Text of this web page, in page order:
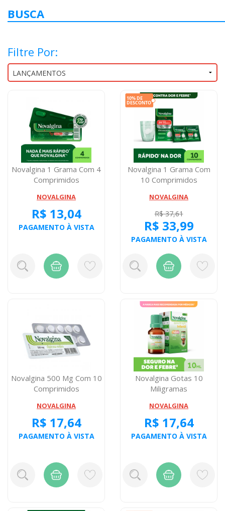
BUSCA
Filtre Por:
Novalgina 1 Grama Com 4
Comprimidos
NOVALGINA
R$ 13,04
PAGAMENTO À VISTA
Novalgina 1 Grama Com
10 Comprimidos
NOVALGINA
R$ 37,61
R$ 33,99
PAGAMENTO À VISTA
Novalgina 500 Mg Com 10
Comprimidos
NOVALGINA
R$ 17,64
PAGAMENTO À VISTA
Novalgina Gotas 10
Miligramas
NOVALGINA
R$ 17,64
PAGAMENTO À VISTA